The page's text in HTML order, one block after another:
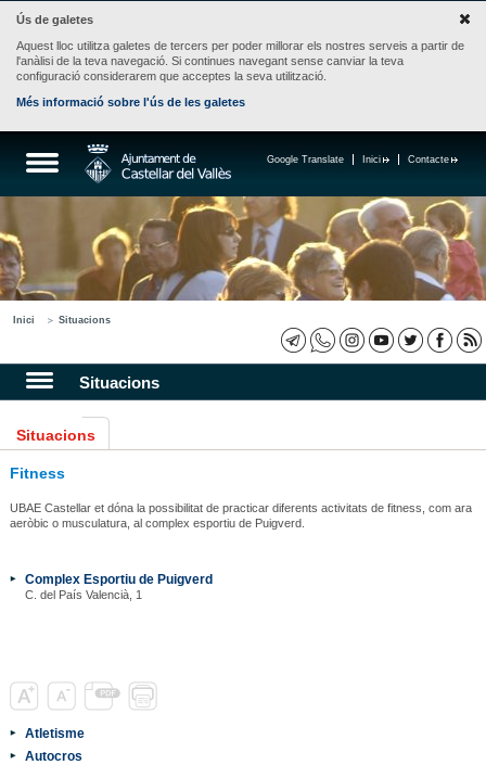
Ús de galetes
Aquest lloc utilitza galetes de tercers per poder millorar els nostres serveis a partir de
l'anàlisi de la teva navegació. Si continues navegant sense canviar la teva
configuració considerarem que acceptes la seva utilització.
Més informació sobre l'ús de les galetes
Contacte
Inici
Google Translate
Inici Situacions
Situacions
Situacions
Fitness
UBAE Castellar et dóna la possibilitat de practicar diferents activitats de fitness, com ara
aeròbic o musculatura, al complex esportiu de Puigverd.
Complex Esportiu de Puigverd
C. del País Valencià, 1
Atletisme
Autocros